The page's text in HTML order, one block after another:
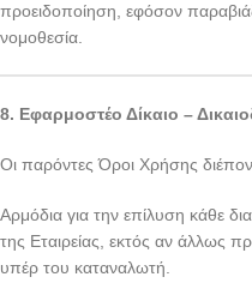
προειδοποίηση, εφόσον
νομοθεσία.
8. Εφαρμοστέο Δίκαιο –
Οι παρόντες Όροι Χρήσης
Αρμόδια για την επίλυση κάθε
της Εταιρείας, εκτός αν άλλως
υπέρ του καταναλωτή.